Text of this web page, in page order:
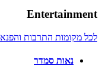
Entertainment
לכל מקומות התרבות
נאות סמדר